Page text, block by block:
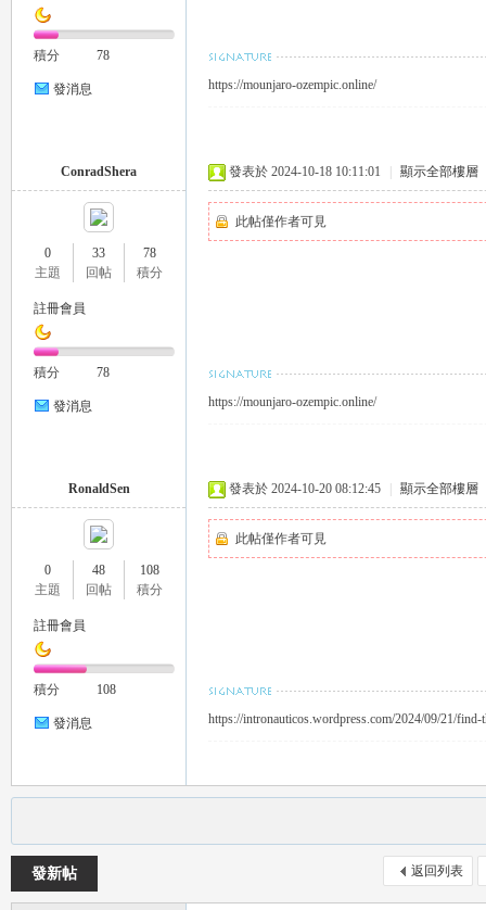
積分 78
發消息 https://mounjaro-ozempic.online/
ConradShera
0
主題
33
回帖
78
積分
註冊會員
積分 78
發消息
發表於 2024-10-18 10:11:01 顯示全部樓層
此帖僅作者可見
https://mounjaro-ozempic.online/
RonaldSen
0
主題
48
回帖
108
積分
註冊會員
積分 108
發消息
發表於 2024-10-20 08:12:45 顯示全部樓層
此帖僅作者可見
https://intronauticos.wordpress.com/2024/09/21/
返回列表
發新帖